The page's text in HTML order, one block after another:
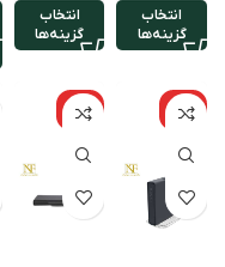
انتخاب
گزینه‌ها
انتخاب
گزینه‌ها
نامو
جود
نامو
جود